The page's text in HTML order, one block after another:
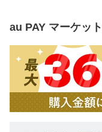
au PAY マーケット